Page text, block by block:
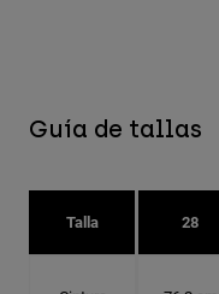
Guía de tallas
Talla 28